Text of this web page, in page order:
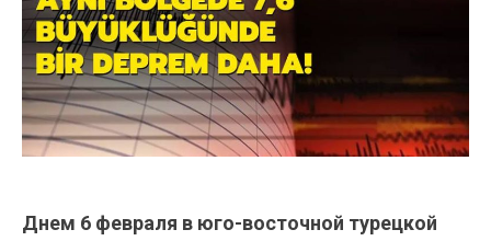
Днем 6 февраля в юго-восточной турецкой